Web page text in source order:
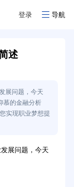
登录 导航
述
展问题，今天
慕的金融分析
实现职业梦想提
展问题，今天